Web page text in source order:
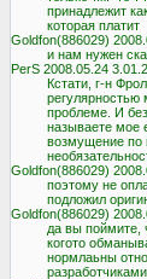
принадлежит
          которая платит
Goldfon(886029)
и нам нужен
PerS 2008.05.24
Кстати, г-н
проблеме. И
называете
возмущение
Goldfon(886029)
поэтому не
подложил
Goldfon(886029)
да вы
когото
нормлаьны
          разработчиками,